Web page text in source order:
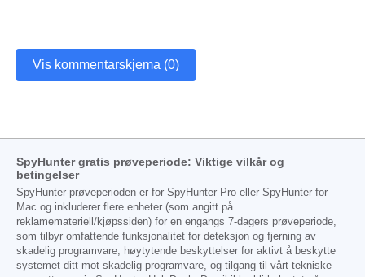
Vis kommentarskjema (0)
SpyHunter gratis prøveperiode: Viktige vilkår og
betingelser
SpyHunter-prøveperioden er for SpyHunter Pro eller SpyHunter for
Mac og inkluderer flere enheter (som angitt på
reklamemateriell/kjøpssiden) for en engangs 7-dagers prøveperiode,
som tilbyr omfattende funksjonalitet for deteksjon og fjerning av
skadelig programvare, høytytende beskyttelser for aktivt å beskytte
systemet ditt mot skadelig programvare, og tilgang til vårt tekniske